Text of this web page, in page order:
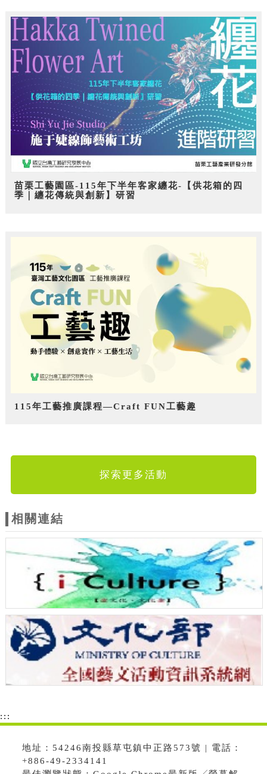
苗栗工藝園區-115年下半年客家纏花-【供花箱的四
季｜纏花傳統與創新】研習
115年工藝推廣課程—Craft FUN工藝趣
探索更多活動
相關連結
:::
地址：54246南投縣草屯鎮中正路573號 | 電話：
+886-49-2334141